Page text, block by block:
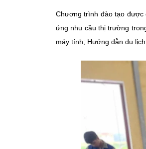
Chương trình đào tạo
ứng nhu cầu thị trường
máy tính; Hướng dẫn du